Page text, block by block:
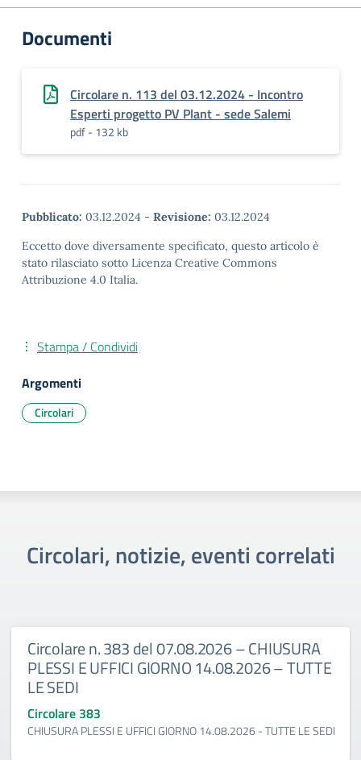
Documenti
Circolare n. 113 del 03.12.2024 - Incontro
Esperti progetto PV Plant - sede Salemi
pdf - 132 kb
Pubblicato: 03.12.2024 - Revisione: 03.12.2024
Eccetto dove diversamente specificato, questo articolo è
stato rilasciato sotto Licenza Creative Commons
Attribuzione 4.0 Italia.
Stampa / Condividi
Argomenti
Circolari
Circolari, notizie, eventi correlati
Circolare n. 383 del 07.08.2026 – CHIUSURA
PLESSI E UFFICI GIORNO 14.08.2026 – TUTTE
LE SEDI
Circolare 383
CHIUSURA PLESSI E UFFICI GIORNO 14.08.2026 - TUTTE LE SEDI